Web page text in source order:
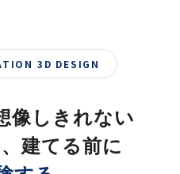
3D DESIGN
像しきれない
建てる前に